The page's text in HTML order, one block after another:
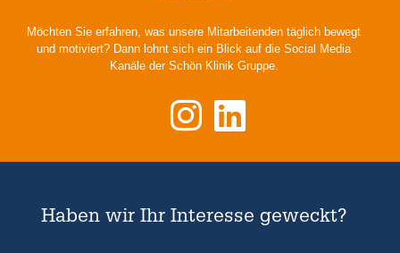
Möchten Sie erfahren, was unsere Mitarbeitenden täglich bewegt
und motiviert? Dann lohnt sich ein Blick auf die Social Media
Kanäle der Schön Klinik Gruppe.
Haben wir Ihr Interesse geweckt?